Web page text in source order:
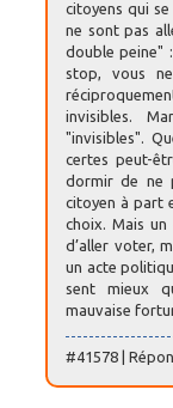
citoyens qui
ne sont pas
double peine"
stop, vous
invisibles.
"invisibles".
certes peut-
dormir de ne
citoyen à part
choix. Mais
d’aller voter,
un acte
sent mieux
mauvaise
#41578 |